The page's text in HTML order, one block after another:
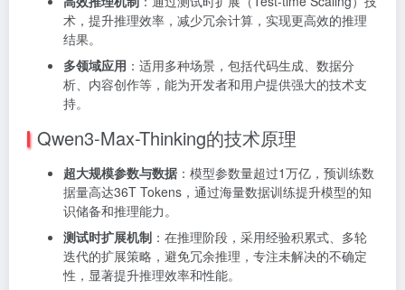
术，提升推理效率，减少冗余计算，实现更高效的推理
结果。
多领域应用 ：适用多种场景，包括代码生成、数据分
析、内容创作等，能为开发者和用户提供强大的技术支
持。
Qwen3-Max-Thinking的技术原理
超大规模参数与数据 ：模型参数量超过1万亿，预训练数
据量高达36T Tokens，通过海量数据训练提升模型的知
识储备和推理能力。
测试时扩展机制 ：在推理阶段，采用经验积累式、多轮
迭代的扩展策略，避免冗余推理，专注未解决的不确定
性，显著提升推理效率和性能。